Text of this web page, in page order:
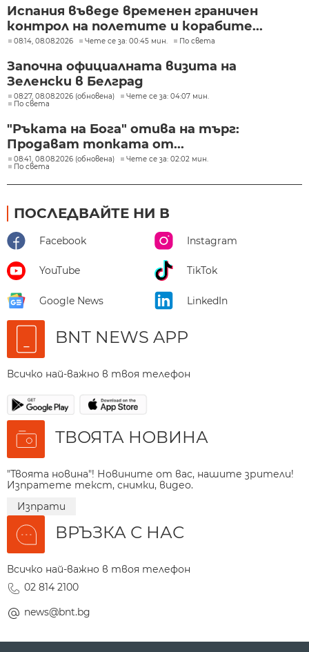
Испания въведе временен граничен
контрол на полетите и корабите...
08:14, 08.08.2026 Чете се за: 00:45 мин. По света
Започна официалната визита на
Зеленски в Белград
08:27, 08.08.2026 (обновена)
Чете се за: 04:07 мин.
По света
"Ръката на Бога" отива на търг:
Продават топката от...
08:41, 08.08.2026 (обновена)
Чете се за: 02:02 мин.
По света
ПОСЛЕДВАЙТЕ НИ В
Facebook Instagram
YouTube TikTok
Google News LinkedIn
BNT NEWS APP
Всичко най-важно в твоя телефон
ТВОЯТА НОВИНА
"Твоята новина"! Новините от вас, нашите зрители!
Изпратете текст, снимки, видео.
Изпрати
ВРЪЗКА С НАС
Всичко най-важно в твоя телефон
02 814 2100
news@bnt.bg